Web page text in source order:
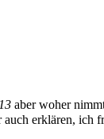
aber woher
erklären, ich